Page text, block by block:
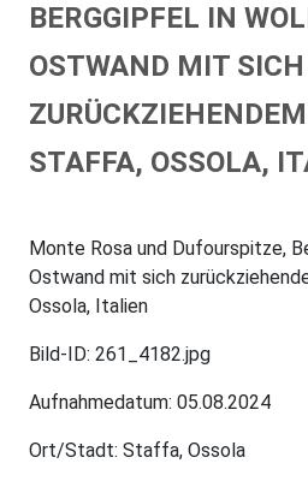
BERGGIPFEL IN
OSTWAND MIT SICH
STAFFA, OSSOLA,
Monte Rosa und Dufourspitze,
Ostwand mit sich
Ossola, Italien
Bild-ID: 261_4182.jpg
Aufnahmedatum: 05.08.2024
Ort/Stadt: Staffa, Ossola